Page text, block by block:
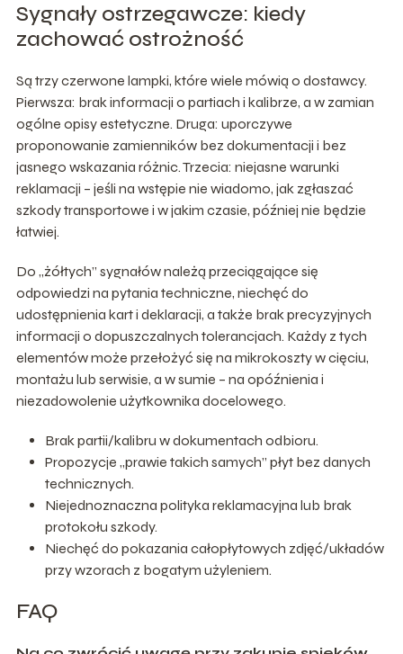
Sygnały ostrzegawcze: kiedy
zachować ostrożność
Są trzy czerwone lampki, które wiele mówią o dostawcy.
Pierwsza: brak informacji o partiach i kalibrze, a w zamian
ogólne opisy estetyczne. Druga: uporczywe
proponowanie zamienników bez dokumentacji i bez
jasnego wskazania różnic. Trzecia: niejasne warunki
reklamacji – jeśli na wstępie nie wiadomo, jak zgłaszać
szkody transportowe i w jakim czasie, później nie będzie
łatwiej.
Do „żółtych” sygnałów należą przeciągające się
odpowiedzi na pytania techniczne, niechęć do
udostępnienia kart i deklaracji, a także brak precyzyjnych
informacji o dopuszczalnych tolerancjach. Każdy z tych
elementów może przełożyć się na mikrokoszty w cięciu,
montażu lub serwisie, a w sumie – na opóźnienia i
niezadowolenie użytkownika docelowego.
Brak partii/kalibru w dokumentach odbioru.
Propozycje „prawie takich samych” płyt bez danych
technicznych.
Niejednoznaczna polityka reklamacyjna lub brak
protokołu szkody.
Niechęć do pokazania całopłytowych zdjęć/układów
przy wzorach z bogatym użyleniem.
FAQ